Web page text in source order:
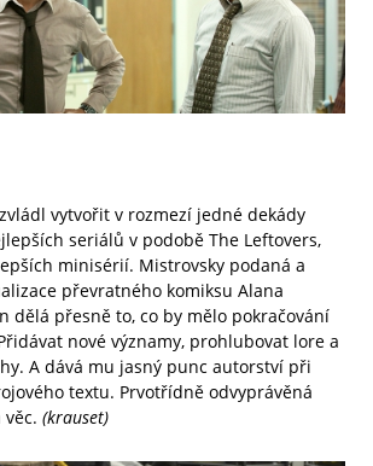
vytvořit v rozmezí jedné dekády
seriálů v podobě The Leftovers,
minisérií. Mistrovsky podaná a
převratného komiksu Alana
dělá přesně to, co by mělo pokračování
nové významy, prohlubovat lore a
A dává mu jasný punc autorství při
textu. Prvotřídně odvyprávěná
(krauset)